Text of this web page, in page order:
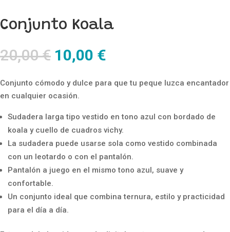
Conjunto Koala
20,00€ El
precio
original
era:
10,00 €
actual
es:
Conjunto cómodo y dulce para que tu peque luzca encantador
en cualquier ocasión.
Sudadera larga tipo vestido en tono azul con bordado de
koala y cuello de cuadros vichy.
La sudadera puede usarse sola como vestido combinada
con un leotardo o con el pantalón.
Pantalón a juego en el mismo tono azul, suave y
confortable.
Un conjunto ideal que combina ternura, estilo y practicidad
para el día a día.